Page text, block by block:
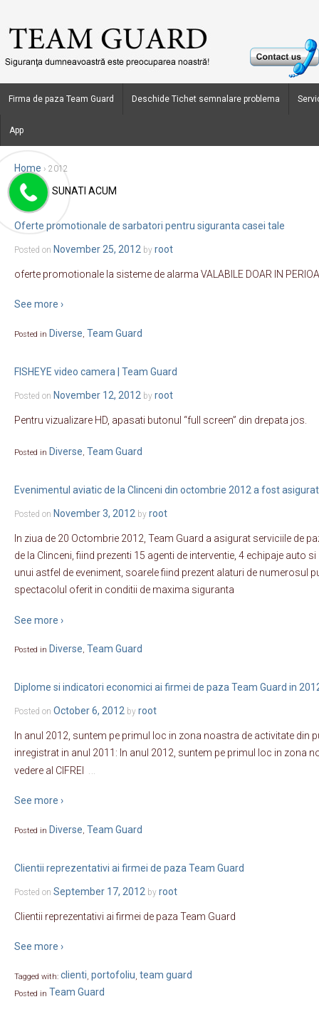
Firma de paza Team Guard Deschide Tichet semnalare problema
App
Home › 2012
Yearly Archives:2012
Oferte promotionale de sarbatori pentru siguranta casei tale
Posted on November 25, 2012 by root
oferte promotionale la sisteme de alarma VALABILE DOAR IN
See more ›
Posted in Diverse, Team Guard
FISHEYE video camera | Team Guard
Posted on November 12, 2012 by root
Pentru vizualizare HD, apasati butonul “full screen” din drepata jos.
Posted in Diverse, Team Guard
Evenimentul aviatic de la Clinceni din octombrie 2012 a fost
Posted on November 3, 2012 by root
In ziua de 20 Octombrie 2012, Team Guard a asigurat serviciile de
de la Clinceni, fiind prezenti 15 agenti de interventie, 4 echipaje auto
unui astfel de eveniment, soarele fiind prezent alaturi de numerosul
spectacolul oferit in conditii de maxima siguranta
See more ›
Posted in Diverse, Team Guard
Diplome si indicatori economici ai firmei de paza Team Guard in
Posted on October 6, 2012 by root
In anul 2012, suntem pe primul loc in zona noastra de activitate din
inregistrat in anul 2011: In anul 2012, suntem pe primul loc in zona
vedere al CIFREI
See more ›
Posted in Diverse, Team Guard
Clientii reprezentativi ai firmei de paza Team Guard
Posted on September 17, 2012 by root
Clientii reprezentativi ai firmei de paza Team Guard
See more ›
Tagged with: clienti portofoliu team guard
Posted in Team Guard
SUNATI ACUM